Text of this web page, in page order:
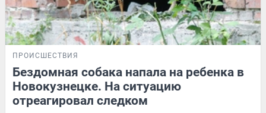
ПРОИСШЕСТВИЯ
Бездомная собака напала на ребенка в
Новокузнецке. На ситуацию
отреагировал следком